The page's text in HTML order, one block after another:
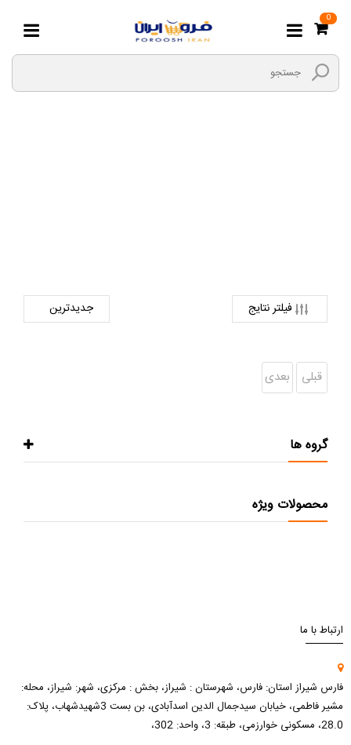
0
فیلتر نتایج
قبلی بعدی
گروه ها
محصولات ویژه
ارتباط با ما
فارس شیراز استان: فارس، شهرستان : شیراز، بخش : مرکزی، شهر: شیراز، محله:
مشیر فاطمی، خیابان سیدجمال الدین اسدآبادی، بن بست 3شهیدشهاب، پلاک:
28.0، مسکونی خوارزمی، طبقه: 3، واحد: 302،